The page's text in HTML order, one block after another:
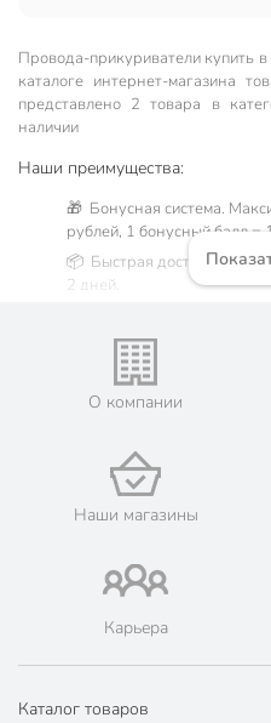
Провода-прикуриватели купить
каталоге интернет-магазина
представлено 2 товара в
наличии
Наши преимущества:
🎁 Бонусная система.
рублей, 1 бонусный балл = 1
📦 Быстрая доставка.
2 дней.
Жители Московской
его онлайн на
💳 Оплата: онлайн на
🛍 Скидки, акции,
📜 Только оригинальная
Порядок - официальный
марок.
О компании
Наши магазины
Карьера
Каталог товаров